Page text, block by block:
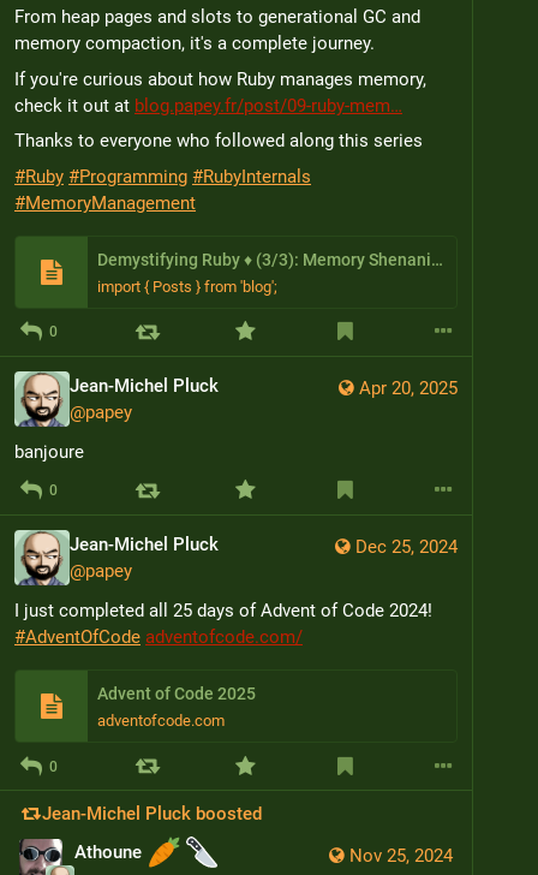
From heap pages and slots to generational GC and
memory compaction, it's a complete journey.
If you're curious about how Ruby manages memory,
check it out at blog.papey.fr/post/09-ruby-mem
Thanks to everyone who followed along this series
#Ruby #Programming #RubyInternals
#MemoryManagement
Demystifying Ruby ♦️ (3/3): Memory Shenanigans
import { Posts } from 'blog';
0
Apr 20, 2025
Jean-Michel Pluck
@papey
banjoure
0
Dec 25, 2024
Jean-Michel Pluck
@papey
#AdventOfCode adventofcode.com/
Advent of Code 2025
adventofcode.com
0
Jean-Michel Pluck boosted
Nov 25, 2024
Athoune